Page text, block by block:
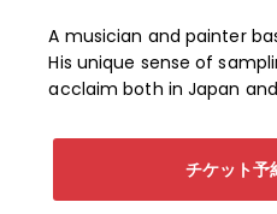
A musician and painter
His unique sense of
acclaim both in Japan
チケット予